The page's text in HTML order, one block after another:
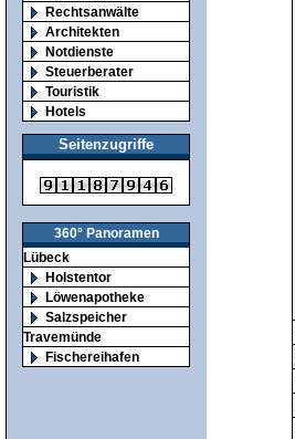
Rechtsanwälte
Architekten
Notdienste
Steuerberater
Touristik
Hotels
Seitenzugriffe
360° Panoramen
Lübeck
Holstentor
Löwenapotheke
Salzspeicher
Travemünde
Fischereihafen